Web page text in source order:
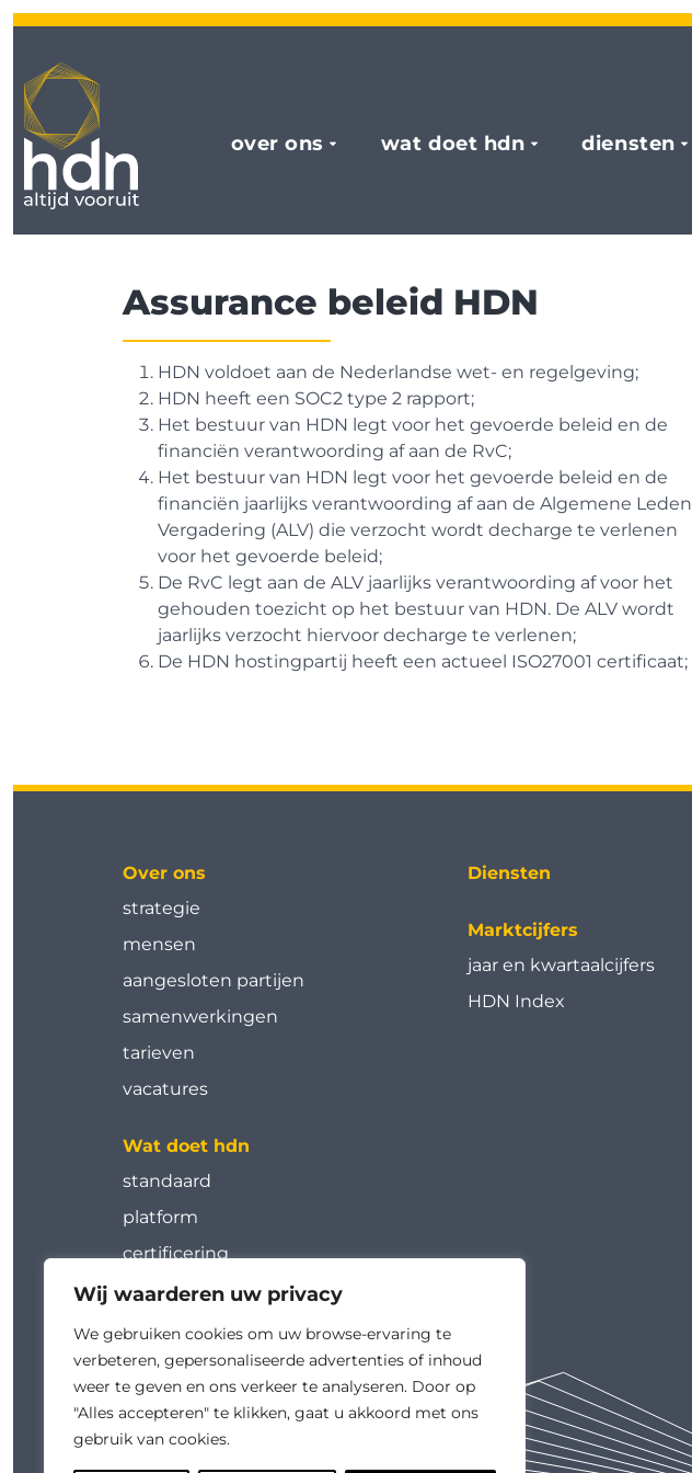
Wij waarderen uw privacy
We gebruiken cookies om uw browse-ervaring te
verbeteren, gepersonaliseerde advertenties of inhoud
weer te geven en ons verkeer te analyseren. Door op
"Alles accepteren" te klikken, gaat u akkoord met ons
gebruik van cookies.
over ons wat doet hdn diensten
Assurance beleid HDN
HDN voldoet aan de Nederlandse wet- en regelgeving;
HDN heeft een SOC2 type 2 rapport;
Het bestuur van HDN legt voor het gevoerde beleid en de
financiën verantwoording af aan de RvC;
Het bestuur van HDN legt voor het gevoerde beleid en de
financiën jaarlijks verantwoording af aan de Algemene Leden
Vergadering (ALV) die verzocht wordt decharge te verlenen
voor het gevoerde beleid;
De RvC legt aan de ALV jaarlijks verantwoording af voor het
gehouden toezicht op het bestuur van HDN. De ALV wordt
jaarlijks verzocht hiervoor decharge te verlenen;
De HDN hostingpartij heeft een actueel ISO27001 certificaat;
Over ons
strategie
mensen
aangesloten partijen
samenwerkingen
tarieven
vacatures
Wat doet hdn
standaard
platform
certificering
tools
werkgroepen
kalender
academy
Diensten
Marktcijfers
jaar en kwartaal­cijfers
HDN Index